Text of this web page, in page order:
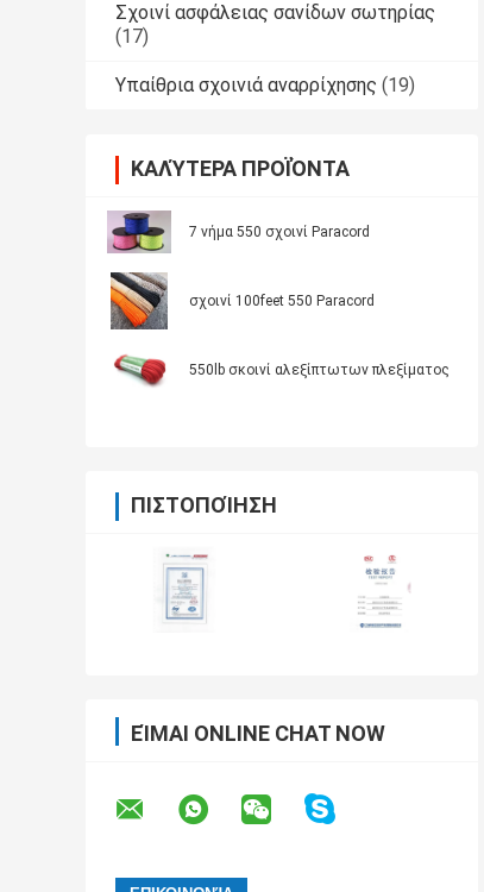
Σχοινί ασφάλειας σανίδων σωτηρίας
(17)
Υπαίθρια σχοινιά αναρρίχησης (19)
ΚΑΛΎΤΕΡΑ ΠΡΟΪΌΝΤΑ
7 νήμα 550 σχοινί Paracord
σχοινί 100feet 550 Paracord
550lb σκοινί αλεξίπτωτων πλεξίματος
ΠΙΣΤΟΠΟΊΗΣΗ
ΕΊΜΑΙ ONLINE CHAT NOW